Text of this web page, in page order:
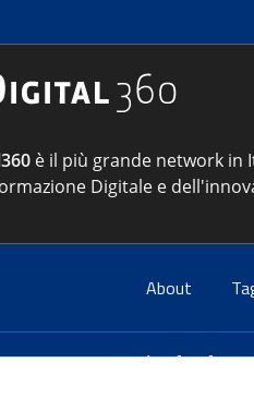
è il più grande network in
Digitale e
About
Contatti: